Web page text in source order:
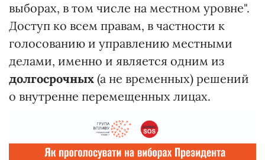
выборах, в том числе на местном уровне".
Доступ ко всем правам, в частности к
голосованию и управлению местными
делами, именно и является одним из
долгосрочных (а не временных) решений
о внутренне перемещенных лицах.